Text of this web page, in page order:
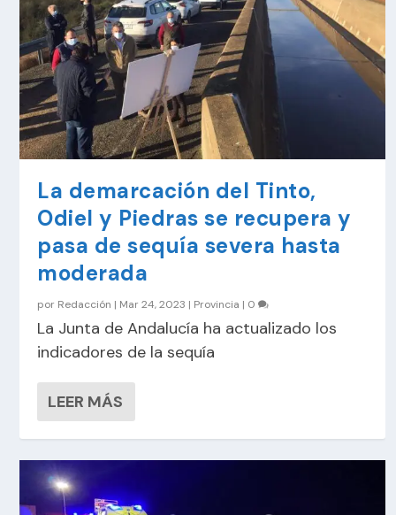
La demarcación del Tinto,
Odiel y Piedras se recupera y
pasa de sequía severa hasta
moderada
por Redacción | Mar 24, 2023 | Provincia | 0
La Junta de Andalucía ha actualizado los
indicadores de la sequía
LEER MÁS